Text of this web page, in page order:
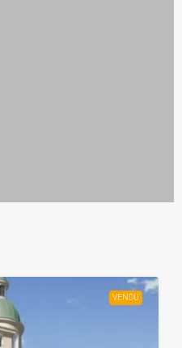
VENDU